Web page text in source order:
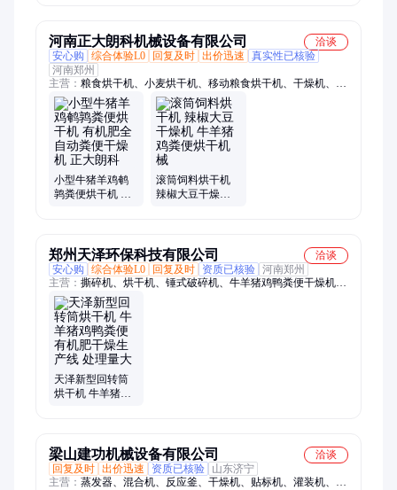
河南正大朗科机械设备有限公司
洽谈
安心购
综合体验L0 回复及时 出价迅速
真实性已核验
河南郑州
主营： 粮食烘干机、小麦烘干机、移动粮食烘干机、干燥机、水
稻烘干机、玉米烘干机、高粱烘干机、球磨制砂机、制砂机、球
磨机、建筑砂、打碎机、打石子、烘干塔、棒磨机、洗石机、棒
磨制砂机、家用粮食烘干机、风化石、谷物烘干机、大豆烘干
机、机制沙、烘干机、碎破机、沙石线
小型牛猪羊鸡鹌
鹑粪便烘干机 有
滚筒饲料烘干机
辣椒大豆干燥机
郑州天泽环保科技有限公司
洽谈
安心购
综合体验L0 回复及时 资质已核验 河南郑州
主营： 撕碎机、烘干机、锤式破碎机、牛羊猪鸡鸭粪便干燥机、
压榨脱水机、筛石机、滚筒筛
天泽新型回转筒
烘干机 牛羊猪鸡
梁山建功机械设备有限公司
洽谈
回复及时 出价迅速 资质已核验
山东济宁
主营： 蒸发器、混合机、反应釜、干燥机、贴标机、灌装机、烘